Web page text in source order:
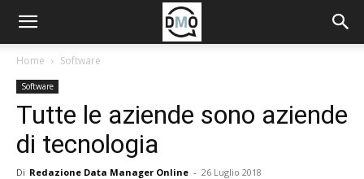
Home Software
Software
Tutte le aziende sono aziende
di tecnologia
Di Redazione Data Manager Online - 26 Luglio 2018